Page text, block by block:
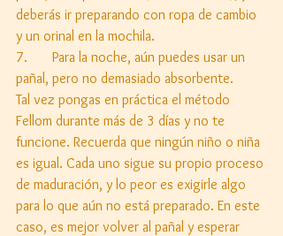
deberás ir preparando con ropa de cambio
y un orinal en la mochila.
7.       Para la noche, aún puedes usar un
pañal, pero no demasiado absorbente.
Tal vez pongas en práctica el método
Fellom durante más de 3 días y no te
funcione. Recuerda que ningún niño o niña
es igual. Cada uno sigue su propio proceso
de maduración, y lo peor es exigirle algo
para lo que aún no está preparado. En este
caso, es mejor volver al pañal y esperar